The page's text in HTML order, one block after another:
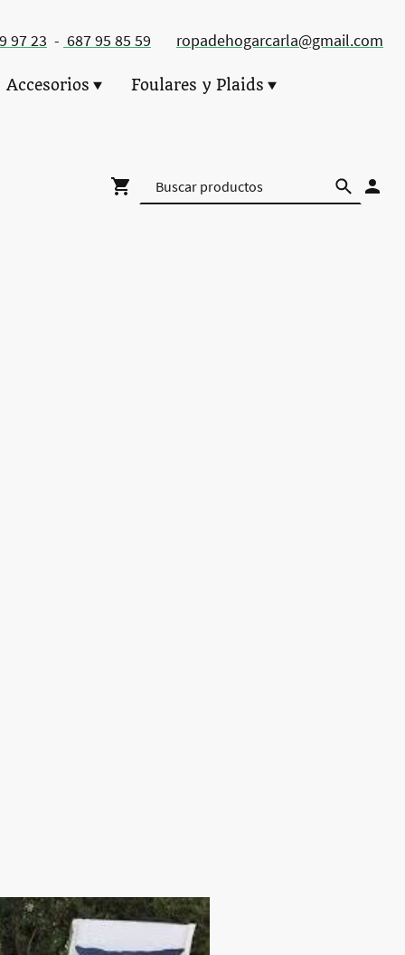
97 23 - 687 95 85 59 ropadehogarcarla@gmail.com
Accesorios Foulares y Plaids